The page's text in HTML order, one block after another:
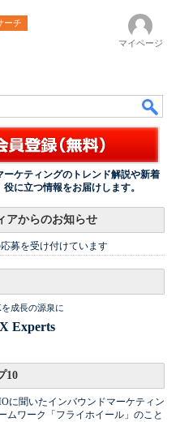
ーチ
マイページ
ーケティングのトレンド解説や新着
に立つ情報をお届けします。
アからのお知らせ
募を受け付けています
を成長の源泉に
Experts
10
に聞いたインバウンドマーケティン
ムワーク「フライホイール」のこと